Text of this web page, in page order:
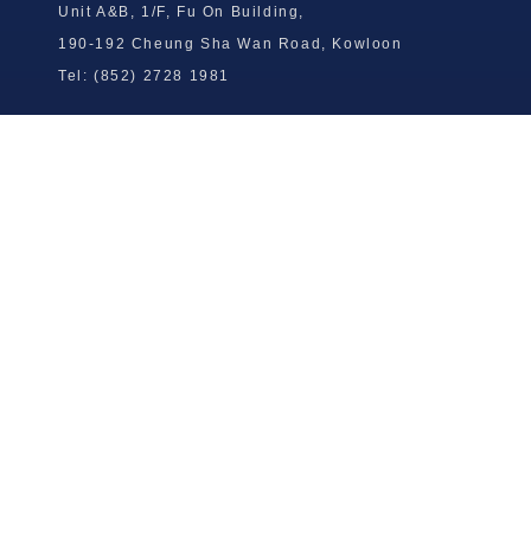
Unit A&B, 1/F, Fu On Building,
190-192 Cheung Sha Wan Road, Kowloon
Tel: (852) 2728 1981